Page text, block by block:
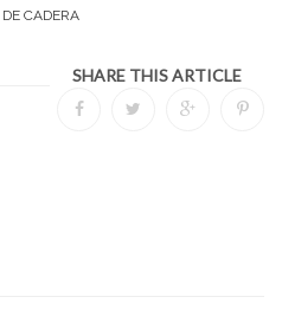
CADERA
SHARE THIS ARTICLE